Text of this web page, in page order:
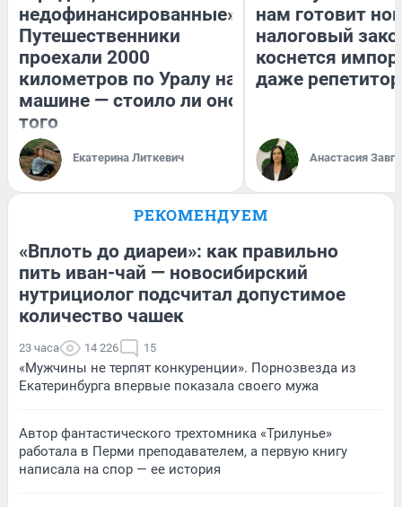
недофинансированные».
Путешественники
проехали 2000
километров по Уралу на
машине — стоило ли оно
того
Екатерина Литкевич
нам готовит
налоговый
коснется
даже
Анастасия
РЕКОМЕНДУЕМ
«Вплоть до диареи»: как правильно
пить иван-чай — новосибирский
нутрициолог подсчитал допустимое
количество чашек
23 часа 14 226 15
«Мужчины не терпят конкуренции». Порнозвезда из
Екатеринбурга впервые показала своего мужа
Автор фантастического трехтомника «Трилунье»
работала в Перми преподавателем, а первую книгу
написала на спор — ее история